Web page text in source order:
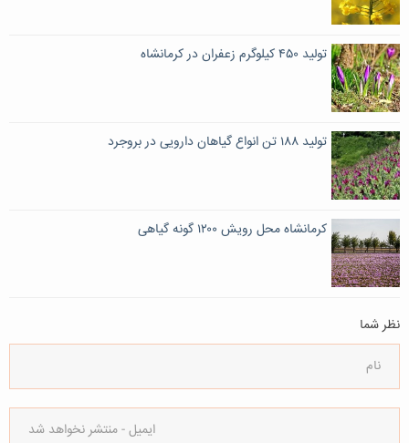
تولید ۴۵۰ کیلوگرم زعفران در کرمانشاه
تولید ۱۸۸ تن انواع گیاهان دارویی در بروجرد
کرمانشاه محل رویش ۱۲۰۰ گونه گیاهی
نظر شما